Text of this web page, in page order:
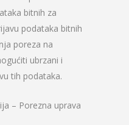
bitnih za
podataka bitnih
poreza na
ubrzani i
tih podataka.​​
– Porezna uprava